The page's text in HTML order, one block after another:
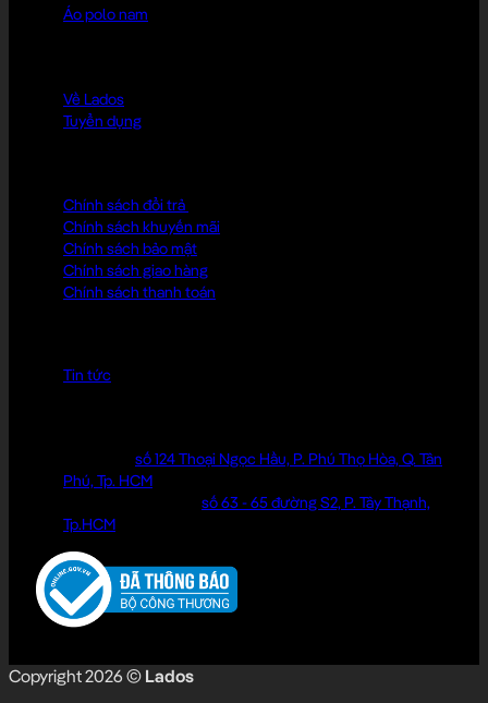
Áo polo nam
Về Lados
Tuyển dụng
Chính sách đổi trả
Chính sách khuyến mãi
Chính sách bảo mật
Chính sách giao hàng
Chính sách thanh toán
Tin tức
số 124 Thoại Ngọc Hầu, P. Phú Thọ Hòa, Q. Tân
Phú, Tp. HCM
số 63 - 65 đường S2, P. Tây Thạnh,
Tp.HCM
Copyright 2026 © Lados